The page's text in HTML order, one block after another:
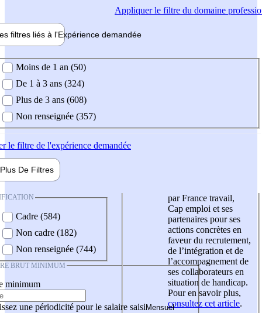
Appliquerle filtre du domaine
filtres liés à l'Expérience demandée
demandée
Moins de 1 an (50)
De 1 à 3 ans (324)
Plus de 3 ans (608)
Non renseignée (357)
le filtre de l'expérience demandée
Plus De Filtres
Cadre (584)
Non cadre (182)
Non renseignée (744)
BRUT MINIMUM
minimum
une périodicité pour le salaire saisi
par France travail,
Cap emploi et ses
partenaires pour ses
actions concrètes en
faveur du recrutement,
de l’intégration et de
l’accompagnement de
ses collaborateurs en
situation de handicap.
Pour en savoir plus,
consultez cet article.